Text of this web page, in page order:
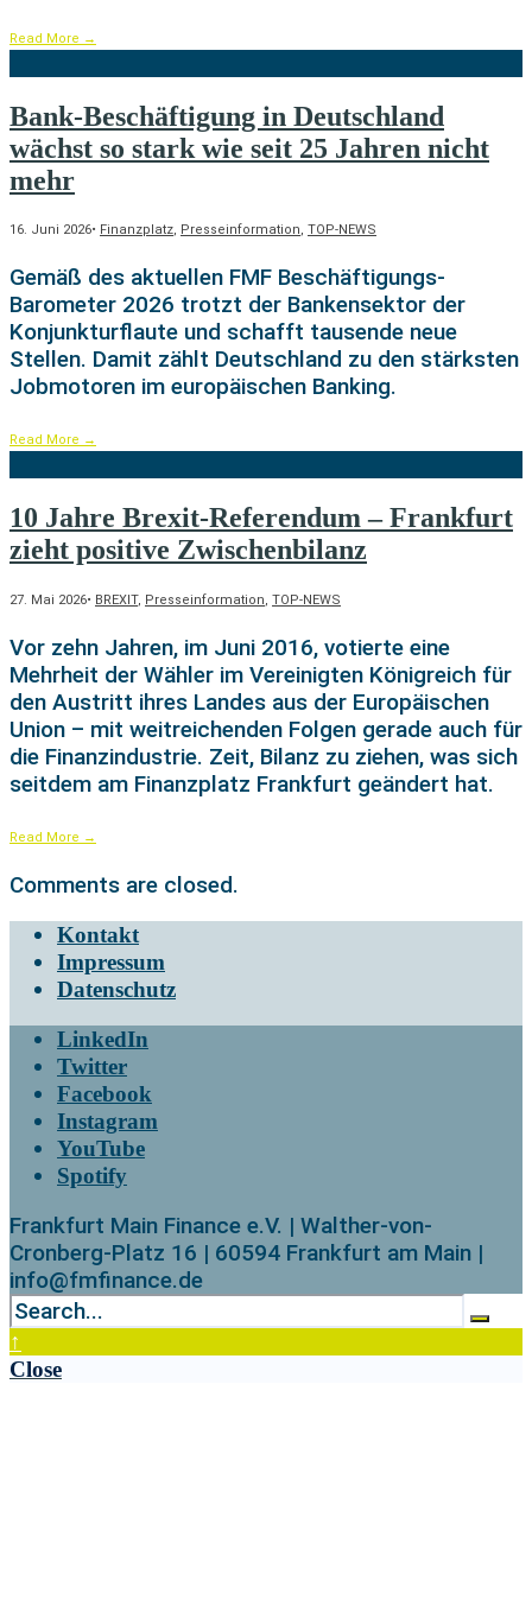
Read More →
Bank-Beschäftigung in Deutschland
wächst so stark wie seit 25 Jahren nicht
mehr
16. Juni 2026• Finanzplatz, Presseinformation, TOP-NEWS
Gemäß des aktuellen FMF Beschäftigungs-
Barometer 2026 trotzt der Bankensektor der
Konjunkturflaute und schafft tausende neue
Stellen. Damit zählt Deutschland zu den stärksten
Jobmotoren im europäischen Banking.
Read More →
10 Jahre Brexit-Referendum – Frankfurt
zieht positive Zwischenbilanz
27. Mai 2026• BREXIT, Presseinformation, TOP-NEWS
Vor zehn Jahren, im Juni 2016, votierte eine
Mehrheit der Wähler im Vereinigten Königreich für
den Austritt ihres Landes aus der Europäischen
Union – mit weitreichenden Folgen gerade auch für
die Finanzindustrie. Zeit, Bilanz zu ziehen, was sich
seitdem am Finanzplatz Frankfurt geändert hat.
Read More →
Comments are closed.
Kontakt
Impressum
Datenschutz
LinkedIn
Twitter
Facebook
Instagram
YouTube
Spotify
Frankfurt Main Finance e.V. | Walther-von-
Cronberg-Platz 16 | 60594 Frankfurt am Main |
info@fmfinance.de
↑
Close